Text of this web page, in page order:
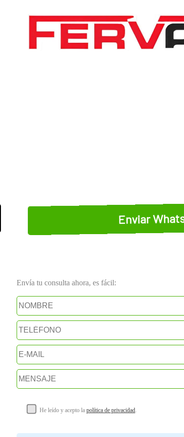
Enviar
Envía tu consulta ahora, es fácil:
He leído y acepto la política de privacidad.